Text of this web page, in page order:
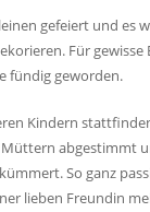
gefeiert und es
Für gewisse
fündig geworden.
Kindern
abgestimmt
So ganz
lieben Freundin